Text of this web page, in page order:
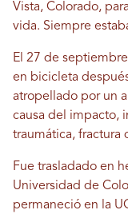
Vista, Colorado,
vida. Siempre
El 27 de
en bicicleta
atropellado por un
causa del impacto,
traumática, fractura
Fue trasladado en
Universidad de
permaneció en la